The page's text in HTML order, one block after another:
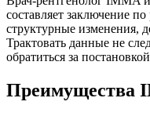
составляет заключение
структурные изменения,
Трактовать данные не
обратиться за
Преимущества